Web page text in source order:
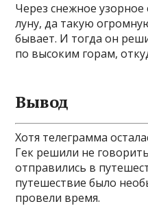
Через снежное узорное
луну, да такую
бывает. И тогда он
по высоким горам,
Вывод
Хотя телеграмма
Гек решили не
отправились в
путешествие было
провели время.